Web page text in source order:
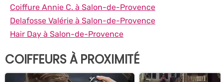
Coiffure Annie C. à Salon-de-Provence
Delafosse Valérie à Salon-de-Provence
Hair Day à Salon-de-Provence
COIFFEURS À PROXIMITÉ